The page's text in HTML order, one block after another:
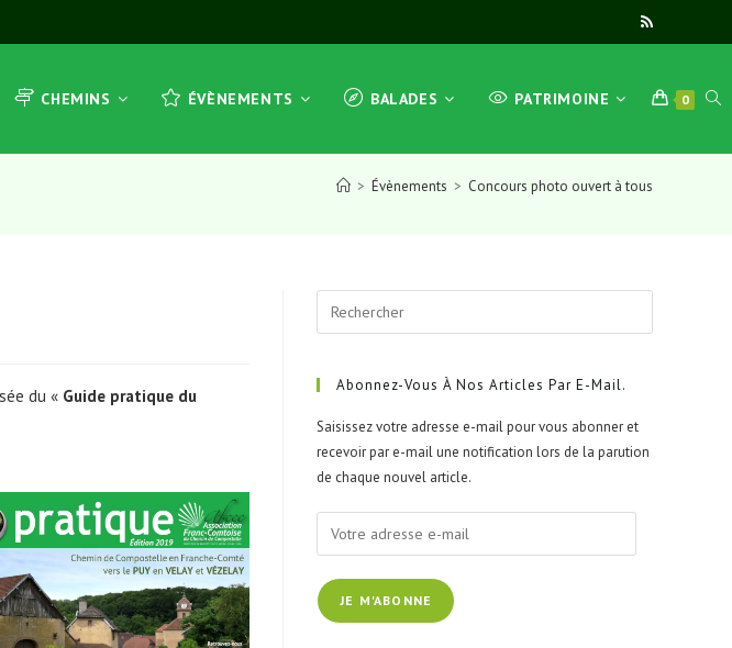
CHEMINS ÉVÈNEMENTS BALADES PATRIMOINE 0
> Évènements > Concours photo ouvert à tous
du « Guide pratique du
Escape
Abonnez-Vous À Nos Articles Par E-Mail.
Saisissez votre adresse e-mail pour vous abonner et
recevoir par e-mail une notification lors de la parution
de chaque nouvel article.
Votre
adresse
e-
mailJE M'ABONNE